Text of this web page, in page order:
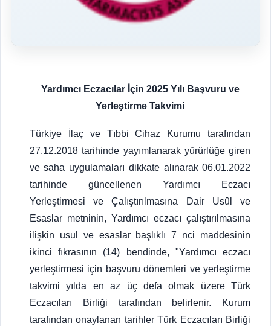
Yardımcı Eczacılar İçin 2025 Yılı Başvuru ve
Yerleştirme Takvimi
Türkiye İlaç ve Tıbbi Cihaz Kurumu tarafından
27.12.2018 tarihinde yayımlanarak yürürlüğe giren
ve saha uygulamaları dikkate alınarak 06.01.2022
tarihinde güncellenen Yardımcı Eczacı
Yerleştirmesi ve Çalıştırılmasına Dair Usûl ve
Esaslar metninin, Yardımcı eczacı çalıştırılmasına
ilişkin usul ve esaslar başlıklı 7 nci maddesinin
ikinci fıkrasının (14) bendinde, "Yardımcı eczacı
yerleştirmesi için başvuru dönemleri ve yerleştirme
takvimi yılda en az üç defa olmak üzere Türk
Eczacıları Birliği tarafından belirlenir. Kurum
tarafından onaylanan tarihler Türk Eczacıları Birliği